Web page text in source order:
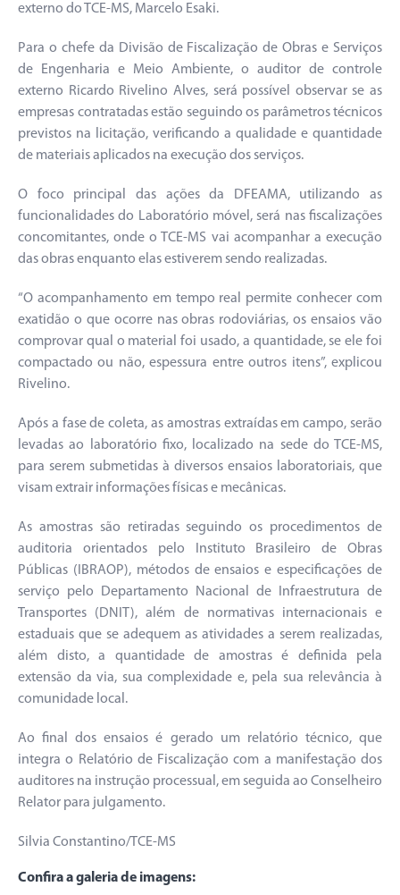
externo do TCE-MS, Marcelo Esaki.
Para o chefe da Divisão de Fiscalização de Obras e Serviços
de Engenharia e Meio Ambiente, o auditor de controle
externo Ricardo Rivelino Alves, será possível observar se as
empresas contratadas estão seguindo os parâmetros técnicos
previstos na licitação, verificando a qualidade e quantidade
de materiais aplicados na execução dos serviços.
O foco principal das ações da DFEAMA, utilizando as
funcionalidades do Laboratório móvel, será nas fiscalizações
concomitantes, onde o TCE-MS vai acompanhar a execução
das obras enquanto elas estiverem sendo realizadas.
“O acompanhamento em tempo real permite conhecer com
exatidão o que ocorre nas obras rodoviárias, os ensaios vão
comprovar qual o material foi usado, a quantidade, se ele foi
compactado ou não, espessura entre outros itens”, explicou
Rivelino.
Após a fase de coleta, as amostras extraídas em campo, serão
levadas ao laboratório fixo, localizado na sede do TCE-MS,
para serem submetidas à diversos ensaios laboratoriais, que
visam extrair informações físicas e mecânicas.
As amostras são retiradas seguindo os procedimentos de
auditoria orientados pelo Instituto Brasileiro de Obras
Públicas (IBRAOP), métodos de ensaios e especificações de
serviço pelo Departamento Nacional de Infraestrutura de
Transportes (DNIT), além de normativas internacionais e
estaduais que se adequem as atividades a serem realizadas,
além disto, a quantidade de amostras é definida pela
extensão da via, sua complexidade e, pela sua relevância à
comunidade local.
Ao final dos ensaios é gerado um relatório técnico, que
integra o Relatório de Fiscalização com a manifestação dos
auditores na instrução processual, em seguida ao Conselheiro
Relator para julgamento.
Silvia Constantino/TCE-MS
Confira a galeria de imagens: